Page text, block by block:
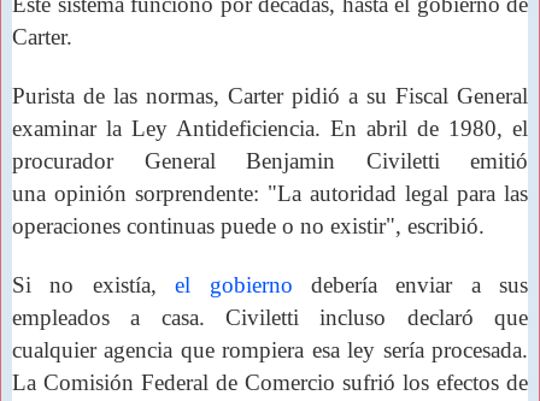
Carter.
Purista de las normas, Carter pidió a su Fiscal General
examinar la Ley Antideficiencia. En abril de 1980, el
procurador General Benjamin Civiletti emitió
una opinión sorprendente: "La autoridad legal para las
operaciones continuas puede o no existir", escribió.
Si no existía, el gobierno
debería enviar a sus
empleados a casa. Civiletti incluso declaró que
cualquier agencia que rompiera esa ley sería procesada.
La Comisión Federal de Comercio sufrió los efectos de